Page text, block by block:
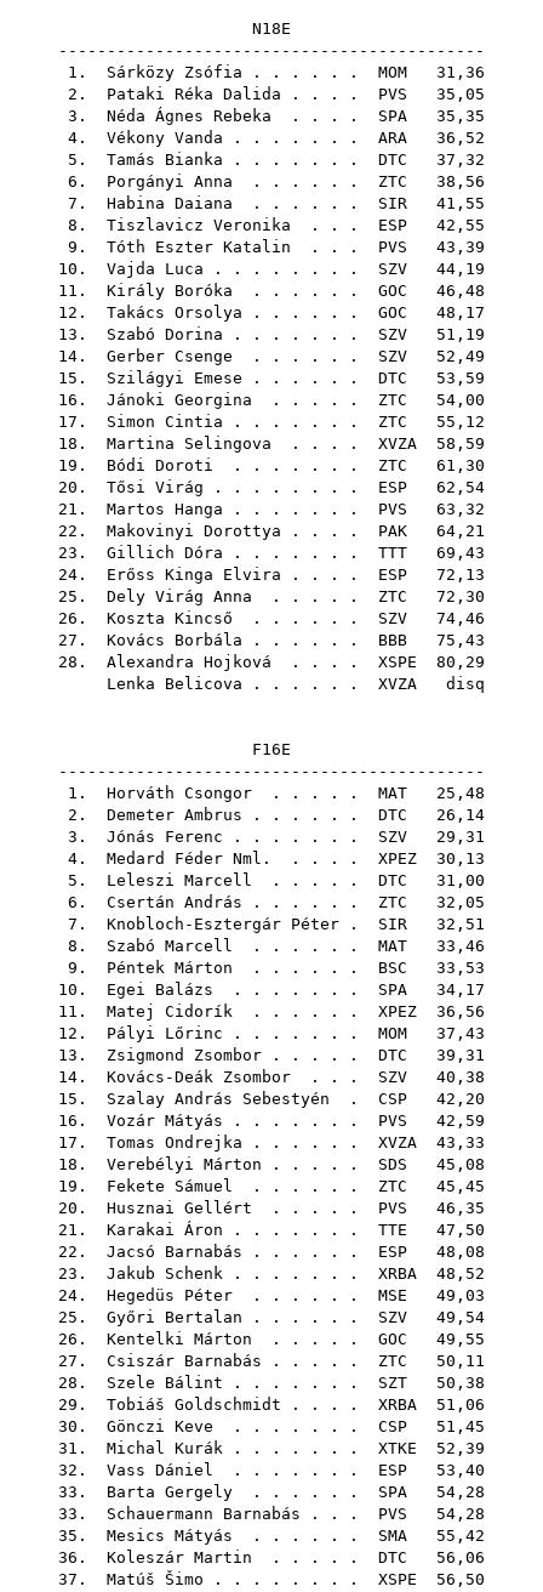
N18E
--------------------------------------------
1. Sárközy Zsófia . . . . . . MOM 31,36
2. Pataki Réka Dalida . . . . PVS 35,05
3. Néda Ágnes Rebeka . . . . SPA 35,35
4. Vékony Vanda . . . . . . . ARA 36,52
5. Tamás Bianka . . . . . . . DTC 37,32
6. Porgányi Anna . . . . . . ZTC 38,56
7. Habina Daiana . . . . . . SIR 41,55
8. Tiszlavicz Veronika . . . ESP 42,55
9. Tóth Eszter Katalin . . . PVS 43,39
10. Vajda Luca . . . . . . . . SZV 44,19
11. Király Boróka . . . . . . GOC 46,48
12. Takács Orsolya . . . . . . GOC 48,17
13. Szabó Dorina . . . . . . . SZV 51,19
14. Gerber Csenge . . . . . . SZV 52,49
15. Szilágyi Emese . . . . . . DTC 53,59
16. Jánoki Georgina . . . . . ZTC 54,00
17. Simon Cintia . . . . . . . ZTC 55,12
18. Martina Selingova . . . . XVZA 58,59
19. Bódi Doroti . . . . . . . ZTC 61,30
20. Tősi Virág . . . . . . . . ESP 62,54
21. Martos Hanga . . . . . . . PVS 63,32
22. Makovinyi Dorottya . . . . PAK 64,21
23. Gillich Dóra . . . . . . . TTT 69,43
24. Erőss Kinga Elvira . . . . ESP 72,13
25. Dely Virág Anna . . . . . ZTC 72,30
26. Koszta Kincső . . . . . . SZV 74,46
27. Kovács Borbála . . . . . . BBB 75,43
28. Alexandra Hojková . . . . XSPE 80,29
Lenka Belicova . . . . . . XVZA disq
F16E
--------------------------------------------
1. Horváth Csongor . . . . . MAT 25,48
2. Demeter Ambrus . . . . . . DTC 26,14
3. Jónás Ferenc . . . . . . . SZV 29,31
4. Medard Féder Nml. . . . . XPEZ 30,13
5. Leleszi Marcell . . . . . DTC 31,00
6. Csertán András . . . . . . ZTC 32,05
7. Knobloch-Esztergár Péter . SIR 32,51
8. Szabó Marcell . . . . . . MAT 33,46
9. Péntek Márton . . . . . . BSC 33,53
10. Egei Balázs . . . . . . . SPA 34,17
11. Matej Cidorík . . . . . . XPEZ 36,56
12. Pályi Lőrinc . . . . . . . MOM 37,43
13. Zsigmond Zsombor . . . . . DTC 39,31
14. Kovács-Deák Zsombor . . . SZV 40,38
15. Szalay András Sebestyén . CSP 42,20
16. Vozár Mátyás . . . . . . . PVS 42,59
17. Tomas Ondrejka . . . . . . XVZA 43,33
18. Verebélyi Márton . . . . . SDS 45,08
19. Fekete Sámuel . . . . . . ZTC 45,45
20. Husznai Gellért . . . . . PVS 46,35
21. Karakai Áron . . . . . . . TTE 47,50
22. Jacsó Barnabás . . . . . . ESP 48,08
23. Jakub Schenk . . . . . . . XRBA 48,52
24. Hegedüs Péter . . . . . . MSE 49,03
25. Győri Bertalan . . . . . . SZV 49,54
26. Kentelki Márton . . . . . GOC 49,55
27. Csiszár Barnabás . . . . . ZTC 50,11
28. Szele Bálint . . . . . . . SZT 50,38
29. Tobiáš Goldschmidt . . . . XRBA 51,06
30. Gönczi Keve . . . . . . . CSP 51,45
31. Michal Kurák . . . . . . . XTKE 52,39
32. Vass Dániel . . . . . . . ESP 53,40
33. Barta Gergely . . . . . . SPA 54,28
33. Schauermann Barnabás . . . PVS 54,28
35. Mesics Mátyás . . . . . . SMA 55,42
36. Koleszár Martin . . . . . DTC 56,06
37. Matúš Šimo . . . . . . . . XSPE 56,50